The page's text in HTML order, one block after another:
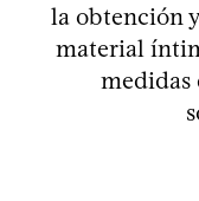
la obtención
material
medidas